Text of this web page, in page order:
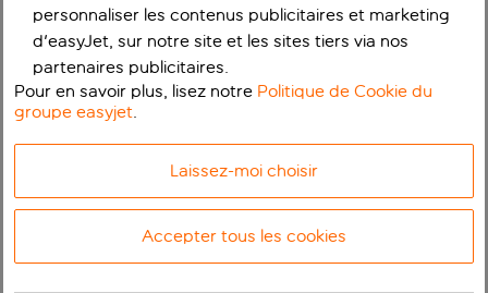
personnaliser les contenus publicitaires et marketing
d'easyJet, sur notre site et les sites tiers via nos
partenaires publicitaires.
Pour en savoir plus, lisez notre Politique de Cookie du
groupe easyjet.
Laissez-moi choisir
Accepter tous les cookies